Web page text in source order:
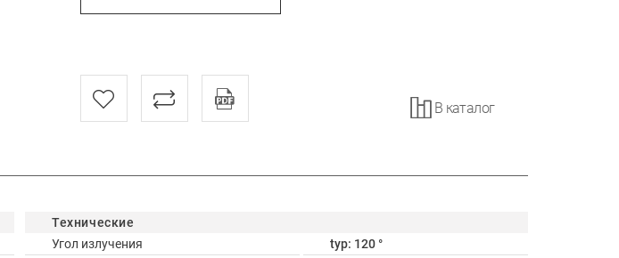
В каталог
Технические
Угол излучения
typ: 120 °